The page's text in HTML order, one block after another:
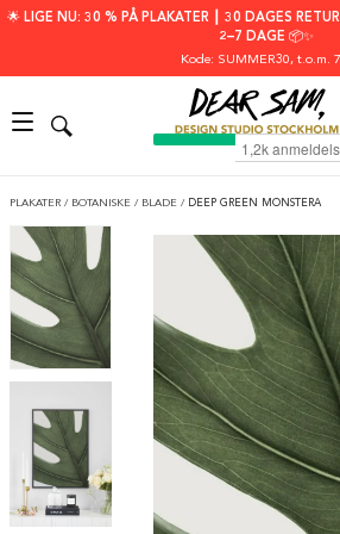
🌟 LIGE NU: 30 % PÅ PLAKATER ┃ 30 DAGES
2–7 DAGE 📦✨
Kode: SUMMER30, t.o.m.
PLAKATER / BOTANISKE / BLADE / DEEP GREEN MONSTERA